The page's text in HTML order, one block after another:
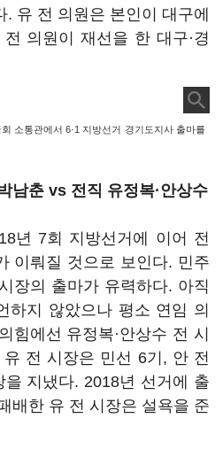
. 유 전 의원은 본인이 대구에
의원이 재선을 한 대구·경
소통관에서 6·1 지방선거 경기도지사 출마를
남춘 vs 전직 유정복·안상수
년 7회 지방선거에 이어 전
이뤄질 것으로 보인다. 민주
장의 출마가 유력하다. 아직
하지 않았으나 평소 연임 의
힘에선 유정복·안상수 전 시
전 시장은 민선 6기, 안 전
을 지냈다. 2018년 선거에 출
배한 유 전 시장은 설욕을 준